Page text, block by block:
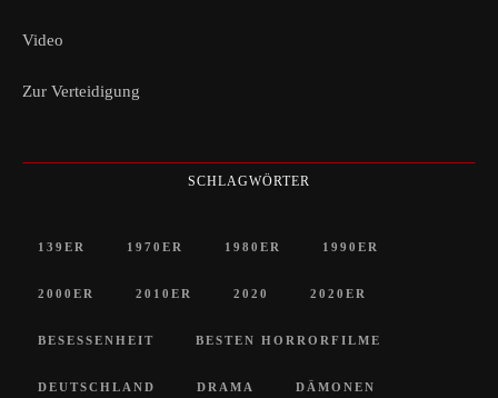
Video
Zur Verteidigung
SCHLAGWÖRTER
139ER 1970ER 1980ER 1990ER
2000ER 2010ER 2020 2020ER
BESESSENHEIT BESTEN HORRORFILME
DEUTSCHLAND DRAMA DÄMONEN